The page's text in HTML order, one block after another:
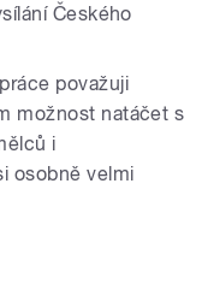
Českého
považuji
možnost natáčet s
i
osobně velmi